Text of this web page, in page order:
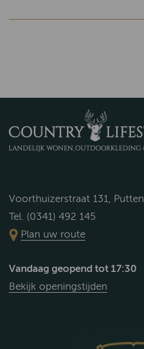
Voorthuizerstraat 131, Putten
Tel. (0341) 492 145
Plan uw route
Vandaag geopend tot 17:30
Bekijk openingstijden